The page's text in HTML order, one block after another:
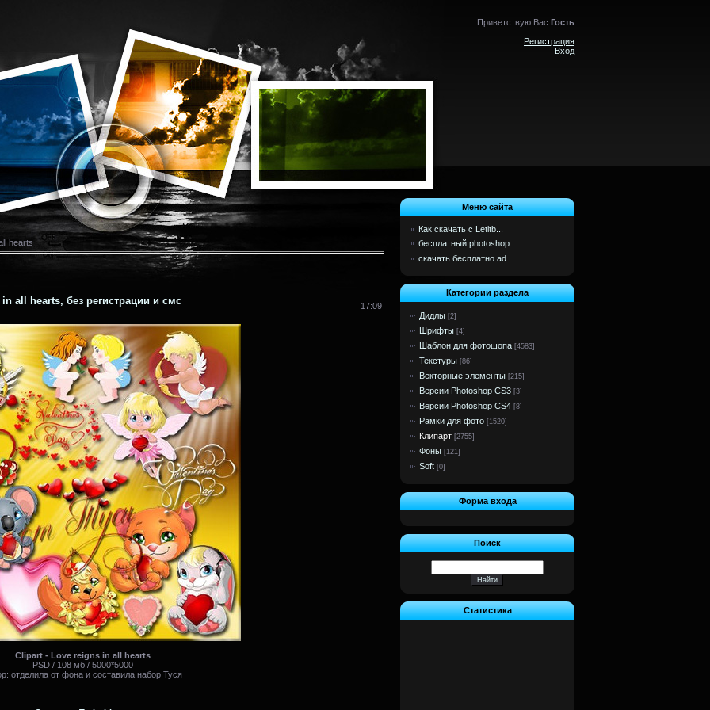
Приветствую Вас Гость
Регистрация
Вход
hearts
all hearts, без регистрации и смс 17:09
Clipart - Love reigns in all hearts
PSD / 108 мб / 5000*5000
отделила от фона и составила набор Туся
Меню сайта
Как скачать с Letitb...
бесплатный photoshop...
скачать бесплатно ad...
Категории раздела
Дидлы [2]
Шрифты [4]
Шаблон для фотошопа [4583]
Текстуры [86]
Векторные элементы [215]
Версии Photoshop CS3 [3]
Версии Photoshop CS4 [8]
Рамки для фото [1520]
Клипарт [2755]
Фоны [121]
Soft [0]
Форма входа
Поиск
Статистика